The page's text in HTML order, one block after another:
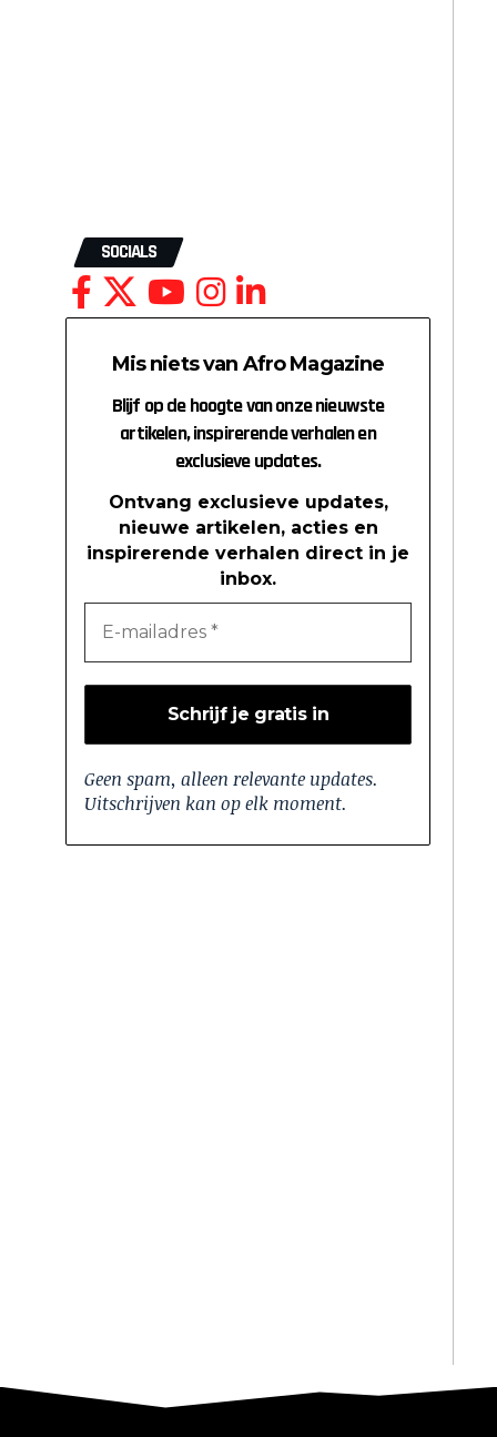
SOCIALS
Mis niets van Afro Magazine
Blijf op de hoogte van onze nieuwste
artikelen, inspirerende verhalen en
exclusieve updates.
Ontvang exclusieve updates,
nieuwe artikelen, acties en
inspirerende verhalen direct in je
inbox.
Geen spam, alleen relevante updates.
Uitschrijven kan op elk moment.